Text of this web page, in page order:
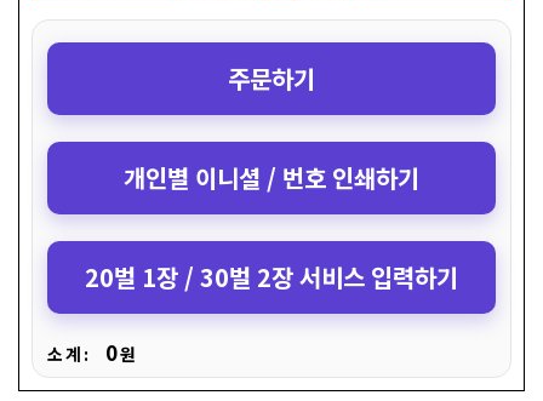
주문하기
개인별 이니셜 / 번호 인쇄하기
20벌 1장 / 30벌 2장 서비스 입력하기
소 계 : 0원